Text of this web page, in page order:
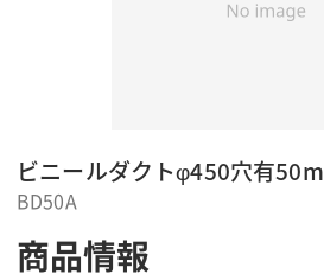
ビニールダクトφ450穴有50m
BD50A
商品情報